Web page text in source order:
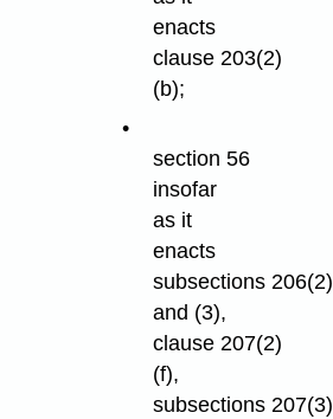
enacts
clause 203(2)
(b);
section 56
insofar
as it
enacts
subsections 206(2)
and (3),
clause 207(2)
(f),
subsections 207(3)